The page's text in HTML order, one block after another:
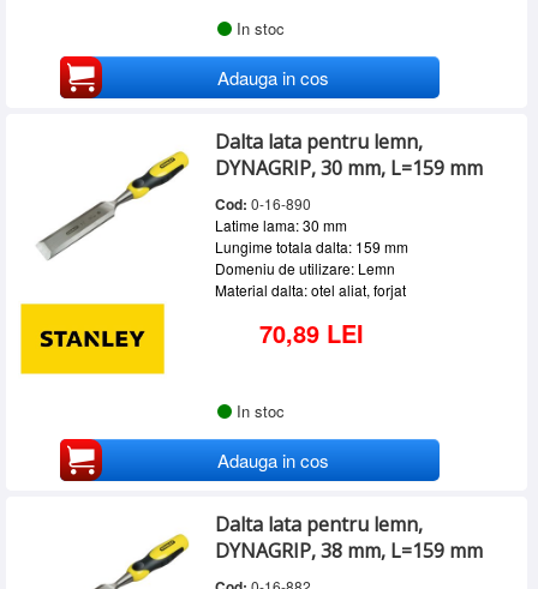
In stoc
Adauga in cos
Dalta lata pentru lemn,
DYNAGRIP, 30 mm, L=159 mm
Cod: 0-16-890
Latime lama: 30 mm
Lungime totala dalta: 159 mm
Domeniu de utilizare: Lemn
Material dalta: otel aliat, forjat
70,89 LEI
In stoc
Adauga in cos
Dalta lata pentru lemn,
DYNAGRIP, 38 mm, L=159 mm